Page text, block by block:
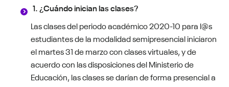
1. ¿Cuándo inician las clases?
Las clases del periodo académico 2020-10 para l@s
estudiantes de la modalidad semipresencial iniciaron
el martes 31 de marzo con clases virtuales, y de
acuerdo con las disposiciones del Ministerio de
Educación, las clases se darían de forma presencial a